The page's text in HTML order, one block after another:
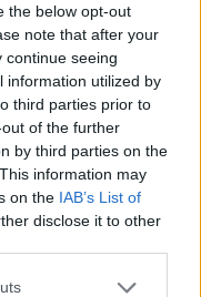
the below opt-out
note that after your
continue seeing
information utilized by
third parties prior to
of the further
by third parties on the
information may
on the IAB’s List of
disclose it to other